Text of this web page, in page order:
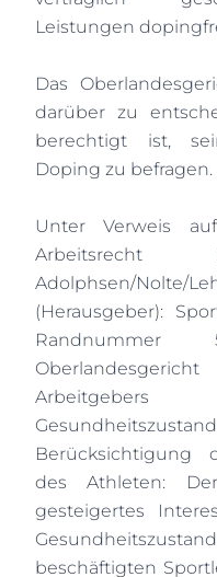
Leistungen
Das
darüber zu
berechtigt ist,
Doping zu befragen.
Unter Verweis
Adolphsen/Nolte/
(Herausgeber):
Berücksichtigung
des Athleten:
gesteigertes
beschäftigten